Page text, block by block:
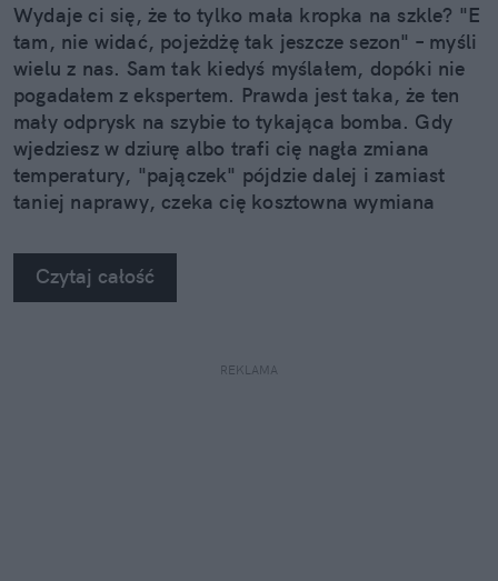
Wydaje ci się, że to tylko mała kropka na szkle? "E
tam, nie widać, pojeżdżę tak jeszcze sezon" – myśli
wielu z nas. Sam tak kiedyś myślałem, dopóki nie
pogadałem z ekspertem. Prawda jest taka, że ten
mały odprysk na szybie to tykająca bomba. Gdy
wjedziesz w dziurę albo trafi cię nagła zmiana
temperatury, "pajączek" pójdzie dalej i zamiast
taniej naprawy, czeka cię kosztowna wymiana
na własne oczy zobaczyć, jak profesjonaliści radzą
sobie z takimi uszkodzeniami.
Czytaj całość
REKLAMA